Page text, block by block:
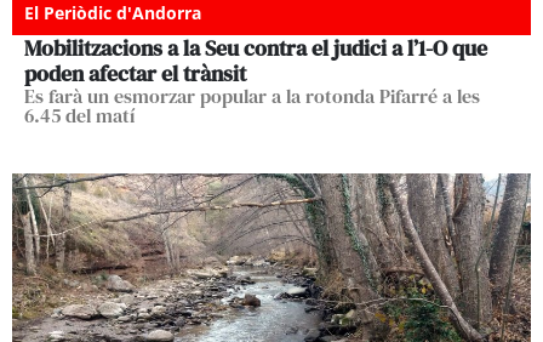
El Periòdic d'Andorra
Mobilitzacions a la Seu contra el judici a l’1-O que
poden afectar el trànsit
Es farà un esmorzar popular a la rotonda Pifarré a les
6.45 del matí